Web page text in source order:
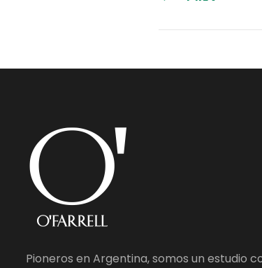
Pioneros en Argentina, somos un estudio